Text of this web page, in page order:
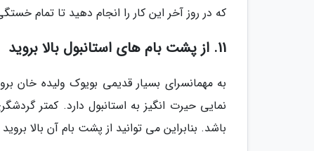
که در روز آخر این کار را انجام دهید تا تمام
11. از پشت بام های استانبول بالا بروید
به مهمانسرای بسیار قدیمی بویوک ولیده خان
نمایی حیرت انگیز به استانبول دارد. کمتر
باشد. بنابراین می توانید از پشت بام آن بالا